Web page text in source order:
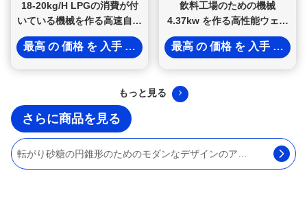
18-20kg/H LPGの消費が付
いている機械を作る高速自動
卵ロール
最高 の 価格 を 入手 する
飲料工場のための機械
4.37kw を作る高性能ウェー
ハ コーン
最高 の 価格 を 入手 する
もっと見る
さらに商品を見る
産業アイス クリームのワッフル メーカー機械は/アイスクリーム・コーン機械を磨きました